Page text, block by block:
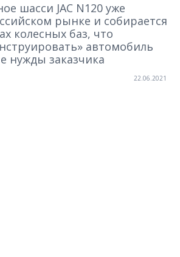
шасси JAC N120 уже
рынке и собирается
колесных баз, что
автомобиль
нужды заказчика
22.06.2021